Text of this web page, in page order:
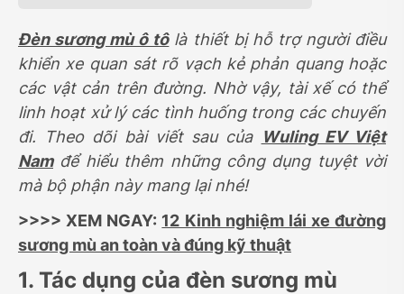
Đèn sương mù ô tôlà thiết bị hỗ trợ người điều
khiển xe quan sát rõ vạch kẻ phản quang hoặc
các vật cản trên đường. Nhờ vậy, tài xế có thể
linh hoạt xử lý các tình huống trong các chuyến
đi. Theo dõi bài viết sau của Wuling EV Việt
Namđể hiểu thêm những công dụng tuyệt vời
mà bộ phận này mang lại nhé!
>>>> XEM NGAY: 12 Kinh nghiệm lái xe đường
sương mù an toàn và đúng kỹ thuật
1. Tác dụng của đèn sương mù